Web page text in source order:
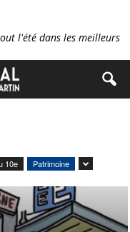
l'été dans les meilleurs
10e Patrimoine